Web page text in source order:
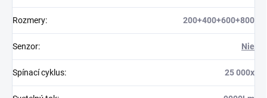
Rozmery: 200+400+600+800
Senzor: Nie
Spínací cyklus: 25 000x